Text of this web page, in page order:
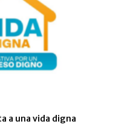
a una vida digna